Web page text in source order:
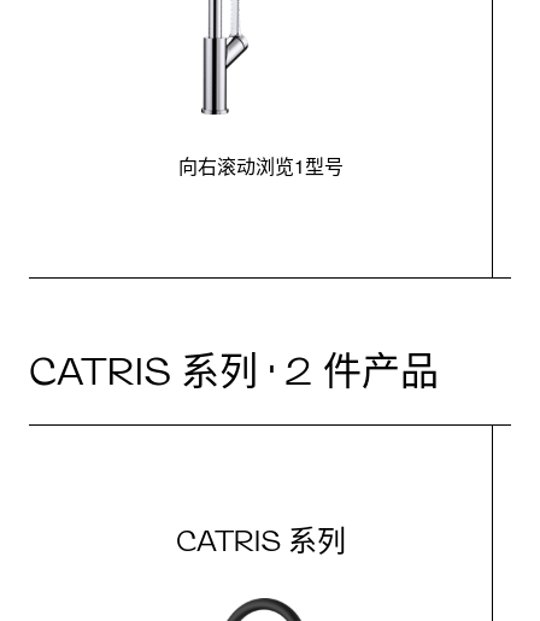
向右滚动浏览1型号
CATRIS 系列 · 2 件产品
CATRIS 系列